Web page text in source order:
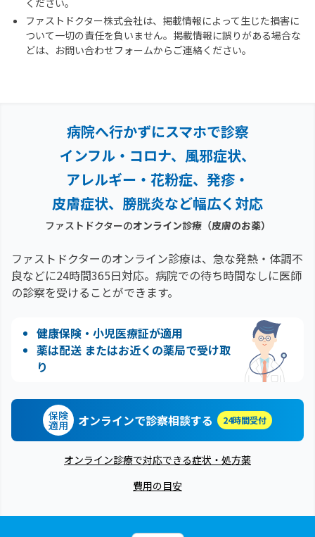
ください。
ファストドクター株式会社は、掲載情報によって生じた損害に
ついて一切の責任を負いません。掲載情報に誤りがある場合な
どは、お問い合わせフォームからご連絡ください。
病院へ行かずにスマホで診察
インフル・コロナ、風邪症状、
アレルギー・花粉症、 発疹・
皮膚症状、膀胱炎など幅広く対応
ファストドクターのオンライン診療（皮膚のお薬）
ファストドクターのオンライン診療は、急な発熱・体調不
良などに24時間365日対応。 病院での待ち時間なしに医師
の診察を受けることができます。
健康保険・小児医療証が適用
薬は配送 またはお近くの薬局で受け取
り
保険
適用 オンラインで診察相談する 24時間受付
オンライン診療で対応できる症状・処方薬
費用の目安